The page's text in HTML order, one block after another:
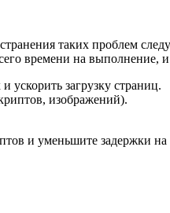
таких проблем
времени на выполнение,
ускорить загрузку страниц.
изображений).
и уменьшите задержки